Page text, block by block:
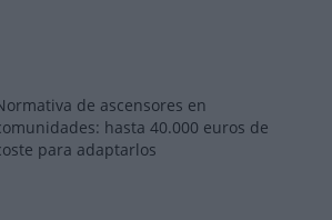
de ascensores en
hasta 40.000 euros de
para adaptarlos